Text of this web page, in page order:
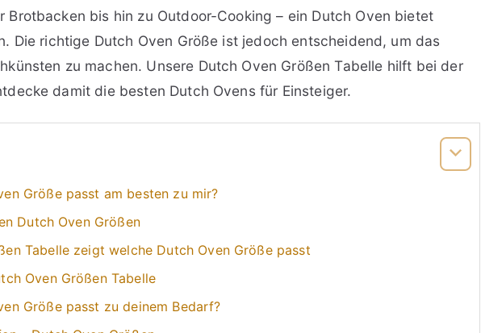
Brotbacken bis hin zu Outdoor-Cooking – ein Dutch Oven bietet
Die richtige Dutch Oven Größe ist jedoch entscheidend, um das
zu machen. Unsere Dutch Oven Größen Tabelle hilft bei der
damit die besten Dutch Ovens für Einsteiger.
Größe passt am besten zu mir?
Dutch Oven Größen
Tabelle zeigt welche Dutch Oven Größe passt
Oven Größen Tabelle
Größe passt zu deinem Bedarf?